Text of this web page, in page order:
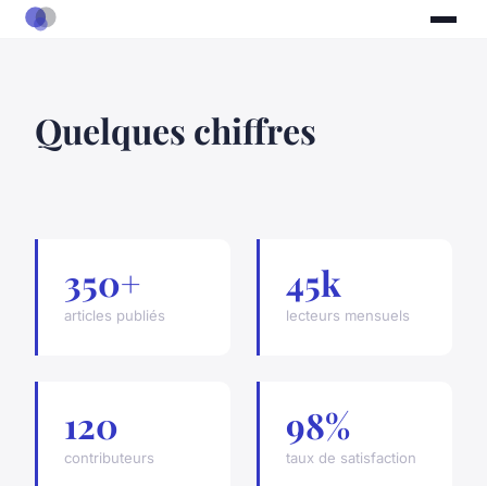
Quelques chiffres
350+
articles publiés
45k
lecteurs mensuels
120
contributeurs
98%
taux de satisfaction